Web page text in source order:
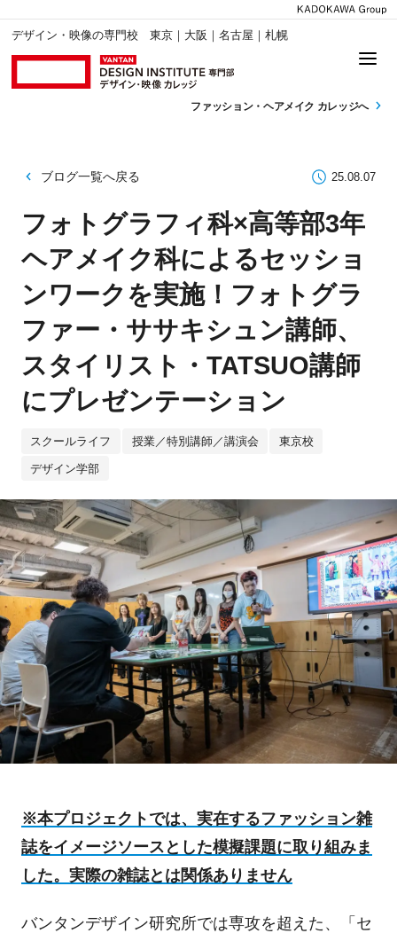
デザイン・映像の専門校 東京｜大阪｜名古屋｜札幌
ファッション・ ヘアメイク カレッジへ
ブログ一覧へ戻る 25.08.07
フォトグラフィ科×高等部3年
ヘアメイク科によるセッショ
ンワークを実施！フォトグラ
ファー・ササキシュン講師、
スタイリスト・TATSUO講師
にプレゼンテーション
スクールライフ 授業／特別講師／講演会 東京校
デザイン学部
※本プロジェクトでは、実在するファッション雑
誌をイメージソースとした模擬課題に取り組みま
した。実際の雑誌とは関係ありません
バンタンデザイン研究所では専攻を超えた、「セ